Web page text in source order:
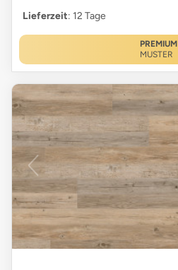
Lieferzeit: 12 Tage
PREMIUM
MUSTER